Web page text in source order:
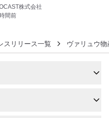
株式会社
間前
スリリース一覧 ヴァリュウ